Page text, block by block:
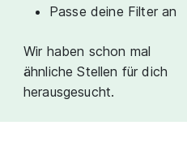
Passe deine Filter an
Wir haben schon mal
ähnliche Stellen für dich
herausgesucht.